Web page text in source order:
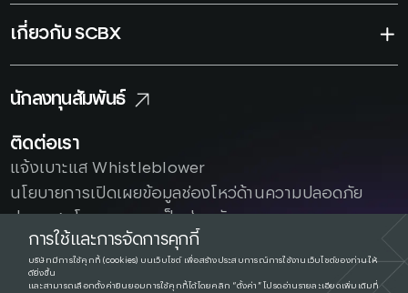
เกี่ยวกับ SCBX
นักลงทุนสัมพันธ์
ติดต่อเรา
แจ้งเบาะแส Whistleblower
นโยบายการเปิดเผยข้อมูลช่องโหว่ด้านความปลอดภัย
ประกาศนโยบายความเป็นส่วนตัว
การใช้และการจัดการคุกกี้
บริษัทมีการใช้คุกกี้ (cookies) บนเว็บไซต์ เพื่อสร้างประสบการณ์การใช้งานเว็บไซต์ของท่านให้
ดียิ่งขึ้น
และสามารถเลือกตั้งค่ายินยอมการใช้คุกกี้ได้โดยคลิก “ตั้งค่า” โปรดอ่านรายละเอียดเพิ่มเติมที่